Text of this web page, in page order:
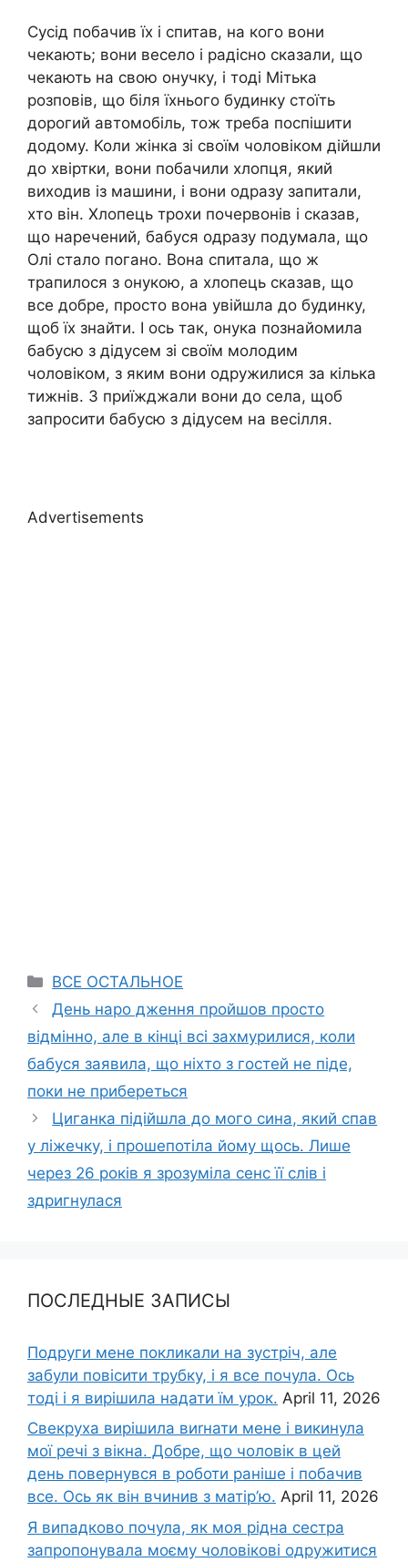
Сусід побачив їх і спитав, на кого вони
чекають; вони весело і радісно сказали, що
чекають на свою онучку, і тоді Мітька
розповів, що біля їхнього будинку стоїть
дорогий автомобіль, тож треба поспішити
додому. Коли жінка зі своїм чоловіком дійшли
до хвіртки, вони побачили хлопця, який
виходив із машини, і вони одразу запитали,
хто він. Хлопець трохи почервонів і сказав,
що наречений, бабуся одразу подумала, що
Олі стало погано. Вона спитала, що ж
трапилося з онукою, а хлопець сказав, що
все добре, просто вона увійшла до будинку,
щоб їх знайти. І ось так, онука познайомила
бабусю з дідусем зі своїм молодим
чоловіком, з яким вони одружилися за кілька
тижнів. З приїжджали вони до села, щоб
запросити бабусю з дідусем на весілля.
Advertisements
Categories
ВСЕ ОСТАЛЬНОЕ
День наро дження пройшов просто
відмінно, але в кінці всі захмурилися, коли
бабуся заявила, що ніхто з гостей не піде,
поки не прибереться
Циганка підійшла до мого сина, який спав
у ліжечку, і прошепотіла йому щось. Лише
через 26 років я зрозуміла сенс її слів і
здригнулася
ПОСЛЕДНЫЕ ЗАПИСЫ
Подруги мене покликали на зустріч, але
забули повісити трубку, і я все почула. Ось
тоді і я вирішила надати їм урок. April 11, 2026
Свекруха вирішила виrнати мене і викинула
мої речі з вікна. Добре, що чоловік в цей
день повернувся в роботи раніше і побачив
все. Ось як він вчинив з матір’ю. April 11, 2026
Я випадково почула, як моя рідна сестра
запропонувала моєму чоловікові одружитися